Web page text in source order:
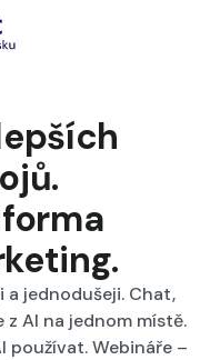
.
a jednodušeji. Chat,
z AI na jednom místě.
používat. Webináře –